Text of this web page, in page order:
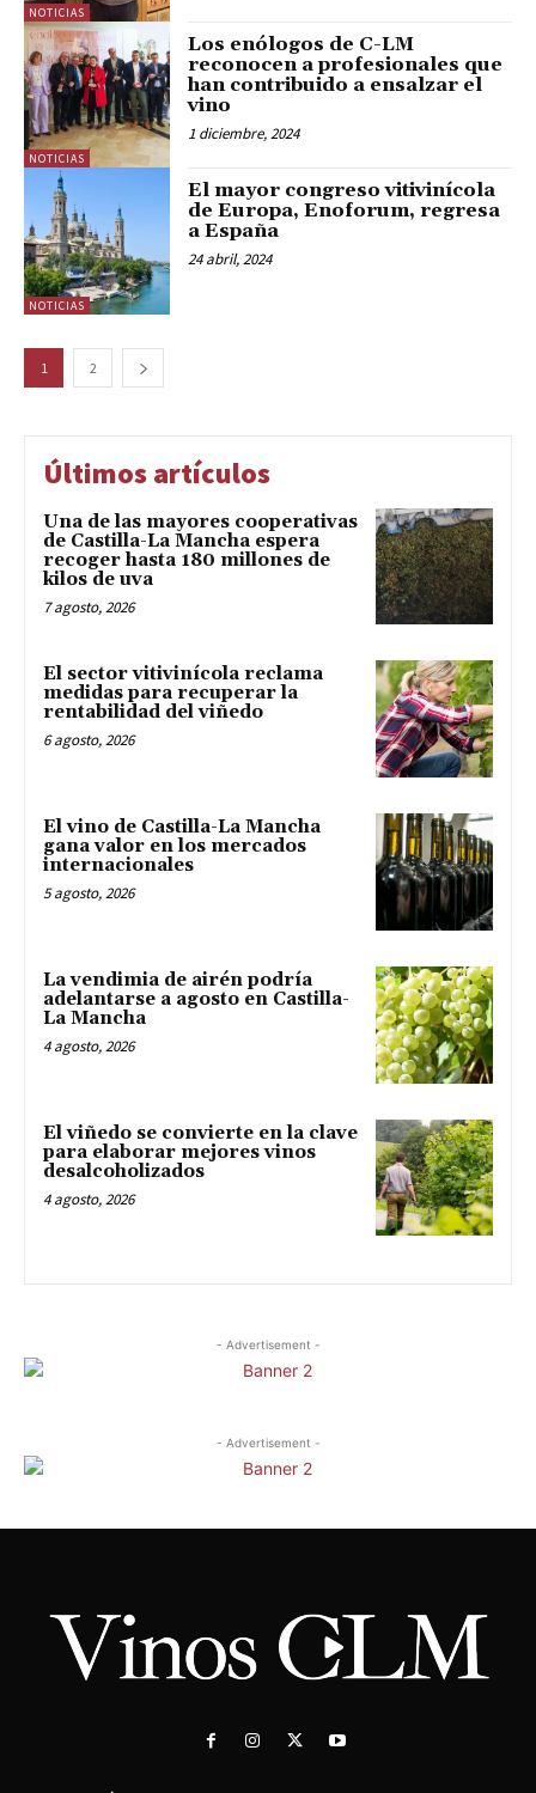
NOTICIAS
NOTICIAS
Los enólogos de C-LM
reconocen a profesionales que
han contribuido a ensalzar el
vino
1 diciembre, 2024
NOTICIAS
El mayor congreso vitivinícola
de Europa, Enoforum, regresa
a España
24 abril, 2024
1 2
Últimos artículos
Una de las mayores cooperativas
de Castilla-La Mancha espera
recoger hasta 180 millones de
kilos de uva
7 agosto, 2026
El sector vitivinícola reclama
medidas para recuperar la
rentabilidad del viñedo
6 agosto, 2026
El vino de Castilla-La Mancha
gana valor en los mercados
internacionales
5 agosto, 2026
La vendimia de airén podría
adelantarse a agosto en Castilla-
La Mancha
4 agosto, 2026
El viñedo se convierte en la clave
para elaborar mejores vinos
desalcoholizados
4 agosto, 2026
- Advertisement -
- Advertisement -